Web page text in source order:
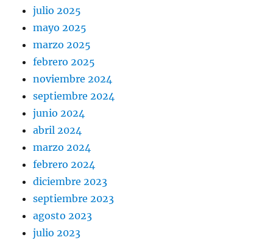
julio 2025
mayo 2025
marzo 2025
febrero 2025
noviembre 2024
septiembre 2024
junio 2024
abril 2024
marzo 2024
febrero 2024
diciembre 2023
septiembre 2023
agosto 2023
julio 2023